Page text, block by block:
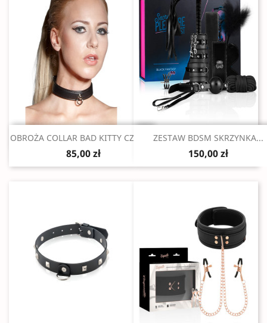
Szybki podgląd
OBROŻA COLLAR BAD KITTY CZARNA
85,00 zł
Szybki podgląd
ZESTAW BDSM SKRZYNKA...
150,00 zł